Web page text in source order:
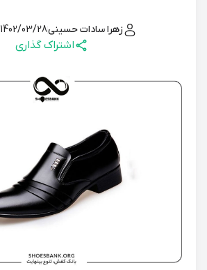
زهرا سادات حسینی1402/03/28 14:49:02
اشتراک گذاری